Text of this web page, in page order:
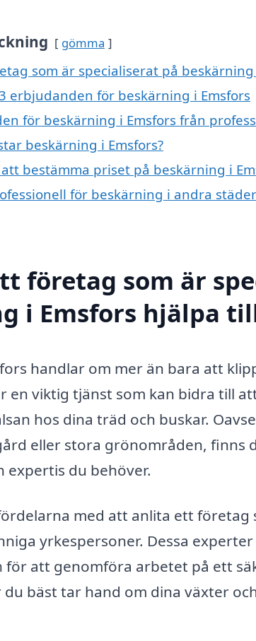
gömma
som är specialiserat på
erbjudanden för beskärning i Emsfors
för beskärning i Emsfors från
beskärning i Emsfors?
bestämma priset på beskärning i
för beskärning i andra
företag som är
i Emsfors hjälpa
handlar om mer än bara att
en viktig tjänst som kan bidra till
hos dina träd och buskar.
eller stora grönområden, finns
expertis du behöver.
med att anlita ett
yrkespersoner. Dessa
för att genomföra arbetet på ett
bäst tar hand om dina växter